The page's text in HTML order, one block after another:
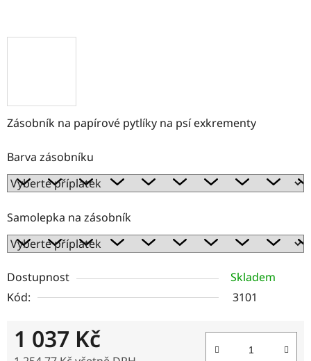
Zásobník na papírové pytlíky na psí exkrementy
Barva zásobníku
Samolepka na zásobník
Dostupnost
Skladem
Kód:
3101
1 037 Kč